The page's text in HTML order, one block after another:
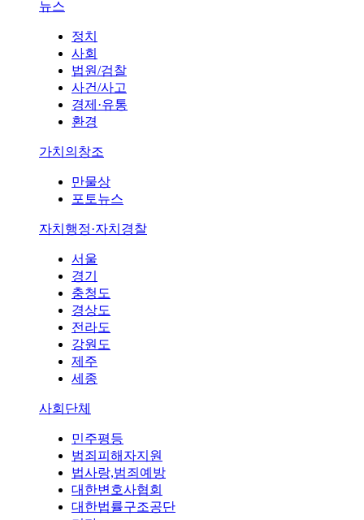
뉴스
정치
사회
법원/검찰
사건/사고
경제·유통
환경
가치의창조
만물상
포토뉴스
자치행정·자치경찰
서울
경기
충청도
경상도
전라도
강원도
제주
세종
사회단체
민주평등
범죄피해자지원
법사랑,범죄예방
대한변호사협회
대한법률구조공단